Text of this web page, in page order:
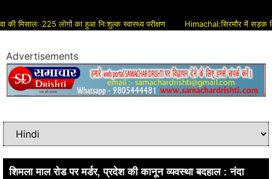
225 लोगों का हुआ निःशुल्क स्वास्थ्य परीक्षण Himachal:सिरमौर में सड़क विकास
Advertisements
शिमला माल रोड पर मर्डर, प्रदेश की कानून व्यवस्था बदहाल : नंदा